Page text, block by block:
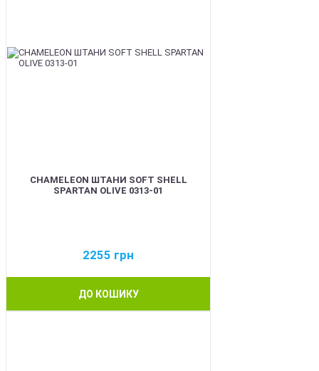
CHAMELEON ШТАНИ SOFT SHELL
SPARTAN OLIVE 0313-01
2255 грн
ДО КОШИКУ